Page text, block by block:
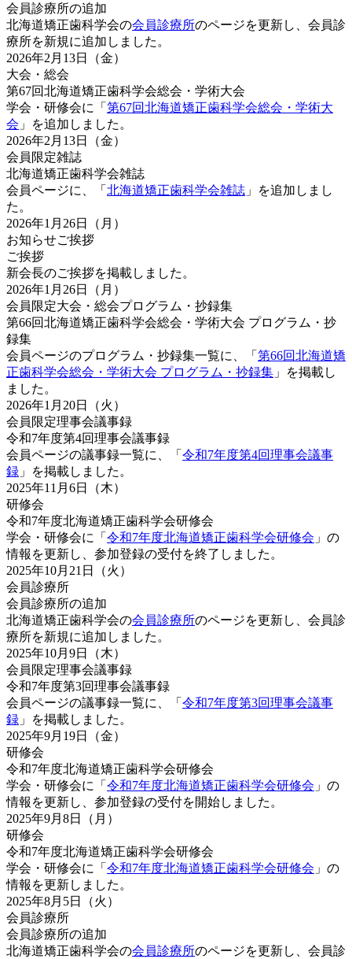
会員診療所の追加
北海道矯正歯科学会の会員診療所のページを更新し、会員診
療所を新規に追加しました。
2026年2月13日（金）
大会・総会
第67回北海道矯正歯科学会総会・学術大会
学会・研修会に「 第67回北海道矯正歯科学会総会・学術大
会 」を追加しました。
2026年2月13日（金）
会員限定雑誌
北海道矯正歯科学会雑誌
会員ページに、「 北海道矯正歯科学会雑誌 」を追加しまし
た。
2026年1月26日（月）
お知らせご挨拶
ご挨拶
新会長のご挨拶を掲載しました。
2026年1月26日（月）
会員限定大会・総会プログラム・抄録集
第66回北海道矯正歯科学会総会・学術大会 プログラム・抄
録集
会員ページのプログラム・抄録集一覧に、「 第66回北海道矯
正歯科学会総会・学術大会 プログラム・抄録集 」を掲載し
ました。
2026年1月20日（火）
会員限定理事会議事録
令和7年度第4回理事会議事録
会員ページの議事録一覧に、「 令和7年度第4回理事会議事
録 」を掲載しました。
2025年11月6日（木）
研修会
令和7年度北海道矯正歯科学会研修会
学会・研修会に「 令和7年度北海道矯正歯科学会研修会 」の
情報を更新し、参加登録の受付を終了しました。
2025年10月21日（火）
会員診療所
会員診療所の追加
北海道矯正歯科学会の会員診療所のページを更新し、会員診
療所を新規に追加しました。
2025年10月9日（木）
会員限定理事会議事録
令和7年度第3回理事会議事録
会員ページの議事録一覧に、「 令和7年度第3回理事会議事
録 」を掲載しました。
2025年9月19日（金）
研修会
令和7年度北海道矯正歯科学会研修会
学会・研修会に「 令和7年度北海道矯正歯科学会研修会 」の
情報を更新し、参加登録の受付を開始しました。
2025年9月8日（月）
研修会
令和7年度北海道矯正歯科学会研修会
学会・研修会に「 令和7年度北海道矯正歯科学会研修会 」の
情報を更新しました。
2025年8月5日（火）
会員診療所
会員診療所の追加
北海道矯正歯科学会の会員診療所のページを更新し、会員診